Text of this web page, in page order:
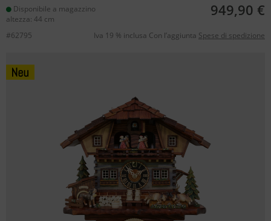
Disponibile a magazzino
altezza: 44 cm
949,90 €
#62795 Iva 19 % inclusa Con l’aggiunta Spese di spedizione